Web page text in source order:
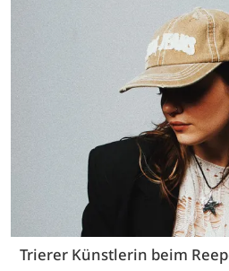
Trierer Künstlerin beim